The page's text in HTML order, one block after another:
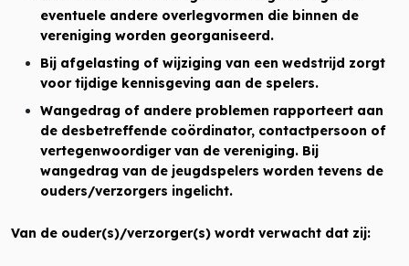
eventuele andere overlegvormen die binnen de
vereniging worden georganiseerd.
Bij afgelasting of wijziging van een wedstrijd zorgt
voor tijdige kennisgeving aan de spelers.
Wangedrag of andere problemen rapporteert aan
de desbetreffende coördinator, contactpersoon of
vertegenwoordiger van de vereniging. Bij
wangedrag van de jeugdspelers worden tevens de
ouders/verzorgers ingelicht.
Van de ouder(s)/verzorger(s) wordt verwacht dat zij: